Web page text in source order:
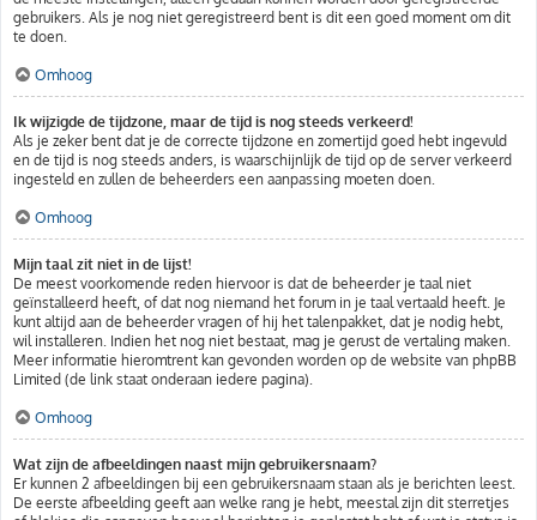
gebruikers. Als je nog niet geregistreerd bent is dit een goed moment om dit
te doen.
Omhoog
Ik wijzigde de tijdzone, maar de tijd is nog steeds verkeerd!
Als je zeker bent dat je de correcte tijdzone en zomertijd goed hebt ingevuld
en de tijd is nog steeds anders, is waarschijnlijk de tijd op de server verkeerd
ingesteld en zullen de beheerders een aanpassing moeten doen.
Omhoog
Mijn taal zit niet in de lijst!
De meest voorkomende reden hiervoor is dat de beheerder je taal niet
geïnstalleerd heeft, of dat nog niemand het forum in je taal vertaald heeft. Je
kunt altijd aan de beheerder vragen of hij het talenpakket, dat je nodig hebt,
wil installeren. Indien het nog niet bestaat, mag je gerust de vertaling maken.
Meer informatie hieromtrent kan gevonden worden op de website van phpBB
Limited (de link staat onderaan iedere pagina).
Omhoog
Wat zijn de afbeeldingen naast mijn gebruikersnaam?
Er kunnen 2 afbeeldingen bij een gebruikersnaam staan als je berichten leest.
De eerste afbeelding geeft aan welke rang je hebt, meestal zijn dit sterretjes